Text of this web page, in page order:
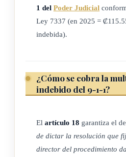
más alto nivel técnico y óptima
comunicación entre órganos y
privado.
situaciones de emergencia.
(Así reformado el inciso anterior
c) Mantener un programa
los funcionarios del Sistema.
1 del Poder Judicial
Ley 7337 (en 2025 =
indebida).
¿Cómo se cobra la
indebido del 9-1-1?
El artículo 18 garantiza el
de dictar la resolución que
director del procedimiento